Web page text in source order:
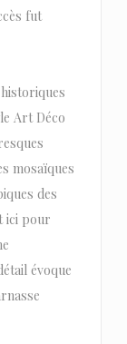
fut
Art Déco
mosaïques
des
ici pour
évoque